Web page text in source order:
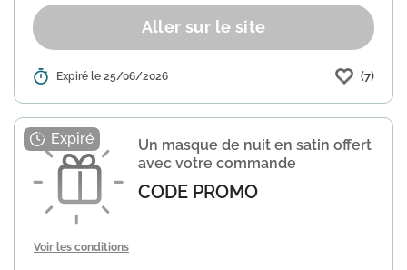
Aller sur le site
Détails : Durance, spécialiste des senteurs et de
réduction sur l'ensemble de ses
produits. Utilisez le code promo
FD2026 lors de votre commande p...En
savoir plus
Expiré le 25/06/2026 (7)
Un masque de nuit en satin offert
avec votre commande
CODE PROMO
Voir les conditions